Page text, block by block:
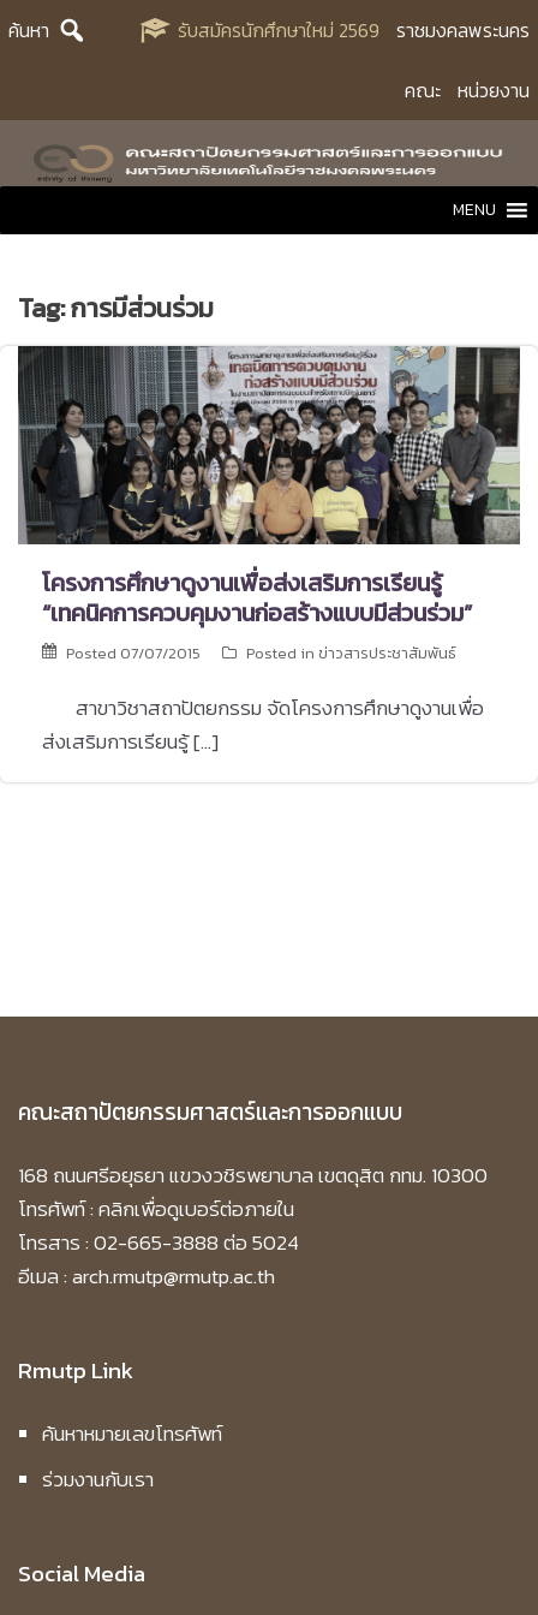
Skipค้นหา รับสมัครนักศึกษาใหม่ 2569 ราชมงคลพระนคร
คณะ หน่วยงาน
MENU
Tag:การมีส่วนร่วม
โครงการศึกษาดูงานเพื่อส่งเสริมการเรียนรู้
“เทคนิคการควบคุมงานก่อสร้างแบบมีส่วนร่วม”
Posted 07/07/2015 Posted in ข่าวสารประชาสัมพันธ์
สาขาวิชาสถาปัตยกรรม จัดโครงการศึกษาดูงานเพื่อ
ส่งเสริมการเรียนรู้ […]
คณะสถาปัตยกรรมศาสตร์และการออกแบบ
168 ถนนศรีอยุธยา แขวงวชิรพยาบาล เขตดุสิต กทม. 10300
โทรศัพท์ :คลิกเพื่อดูเบอร์ต่อภายใน
โทรสาร : 02-665-3888 ต่อ 5024
อีเมล : arch.rmutp@rmutp.ac.th
Rmutp Link
ค้นหาหมายเลขโทรศัพท์
ร่วมงานกับเรา
Social Media